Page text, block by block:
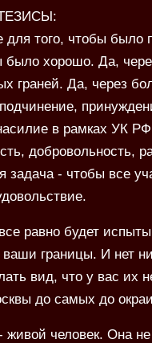
того, чтобы было
было хорошо. Да,
граней. Да, через
в рамках УК
добровольность,
задача - чтобы все
равно будет
границы. И нет
вид, что у вас их
до самых до
живой человек. Она не